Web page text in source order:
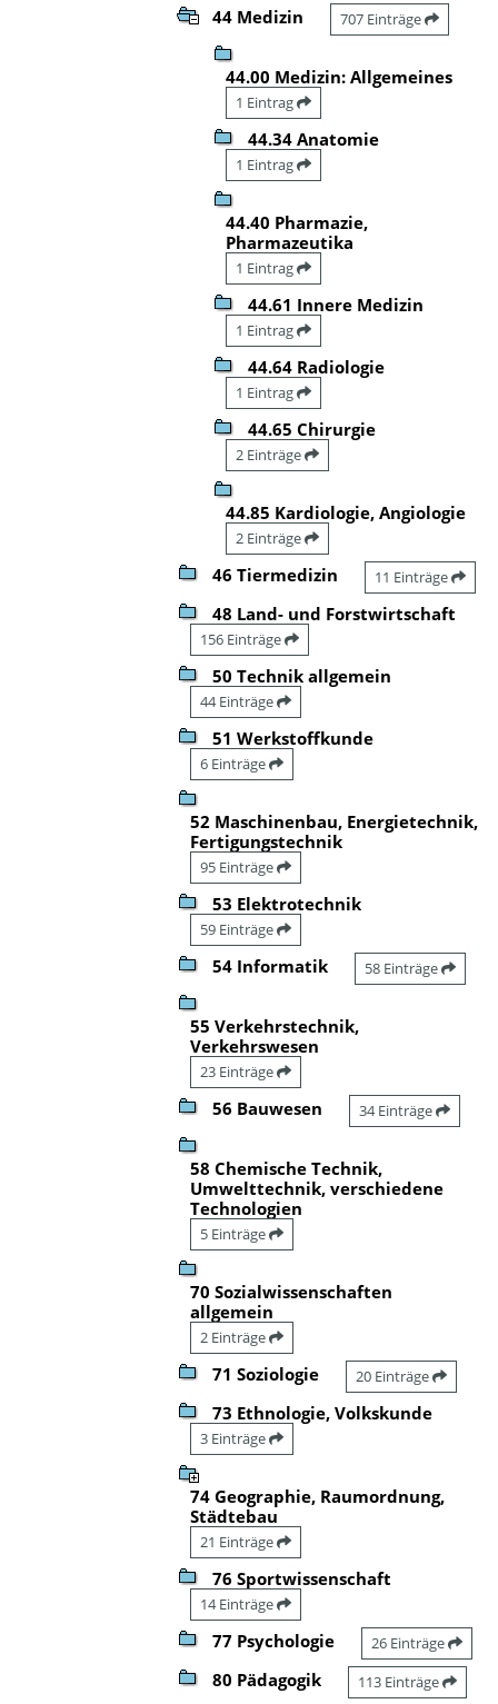
44 Medizin 707 Einträge
44.00 Medizin: Allgemeines
1 Eintrag
44.34 Anatomie
1 Eintrag
44.40 Pharmazie,
Pharmazeutika
1 Eintrag
44.61 Innere Medizin
1 Eintrag
44.64 Radiologie
1 Eintrag
44.65 Chirurgie
2 Einträge
44.85 Kardiologie, Angiologie
2 Einträge
46 Tiermedizin 11 Einträge
48 Land- und Forstwirtschaft
156 Einträge
50 Technik allgemein
44 Einträge
51 Werkstoffkunde
6 Einträge
52 Maschinenbau, Energietechnik,
Fertigungstechnik
95 Einträge
53 Elektrotechnik
59 Einträge
54 Informatik 58 Einträge
55 Verkehrstechnik,
Verkehrswesen
23 Einträge
56 Bauwesen 34 Einträge
58 Chemische Technik,
Umwelttechnik, verschiedene
Technologien
5 Einträge
70 Sozialwissenschaften
allgemein
2 Einträge
71 Soziologie 20 Einträge
73 Ethnologie, Volkskunde
3 Einträge
74 Geographie, Raumordnung,
Städtebau
21 Einträge
76 Sportwissenschaft
14 Einträge
77 Psychologie 26 Einträge
80 Pädagogik 113 Einträge